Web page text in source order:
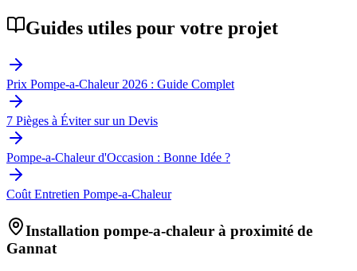
Guides utiles pour votre projet
Prix Pompe-a-Chaleur 2026 : Guide Complet
7 Pièges à Éviter sur un Devis
Pompe-a-Chaleur d'Occasion : Bonne Idée ?
Coût Entretien Pompe-a-Chaleur
Installation pompe-a-chaleur à proximité de
Gannat